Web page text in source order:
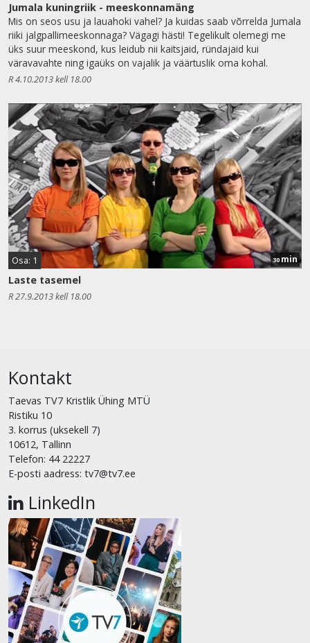
Jumala kuningriik - meeskonnamäng
Mis on seos usu ja lauahoki vahel? Ja kuidas saab võrrelda Jumala
riiki jalgpallimeeskonnaga? Vägagi hästi! Tegelikult olemegi me
üks suur meeskond, kus leidub nii kaitsjaid, ründajaid kui
väravavahte ning igaüks on vajalik ja väärtuslik oma kohal.
R 4.10.2013 kell 18.00
Osa: 1 30 min
Laste tasemel
R 27.9.2013 kell 18.00
Kontakt
Taevas TV7 Kristlik Ühing MTÜ
Ristiku 10
3. korrus (uksekell 7)
10612, Tallinn
Telefon: 44 22227
E-posti aadress: tv7@tv7.ee
LinkedIn